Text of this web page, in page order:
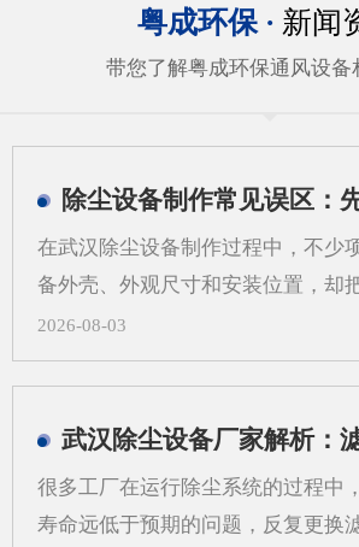
粤成环保 · 新闻
带您了解粤成环保通风设备
在武汉除尘设备制作过程中，不少
备外壳、外观尺寸和安装位置，却
过滤方式、管道走向等系统参数放
看似推进很快，实际却容易在后期
来说，粉尘类型、空间条件和工艺
更需要从系统角度来考虑除尘设备
看“壳体先行”。一、先做外壳后算
2026-08-03
很多工厂在运行除尘系统的过程中
寿命远低于预期的问题，反复更换